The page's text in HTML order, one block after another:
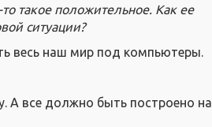
такое положительное. Как ее
ситуации?
весь наш мир под компьютеры.
А все должно быть построено на